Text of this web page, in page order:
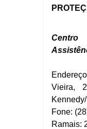
Vieira,
Fone:
Ramais: